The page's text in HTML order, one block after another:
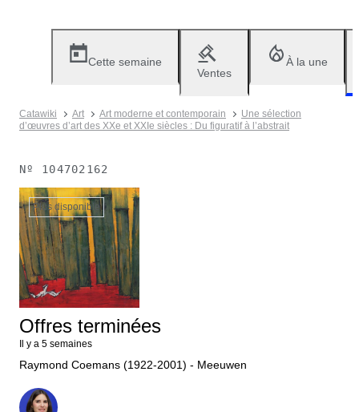
Cette semaine
Ventes
À la une
Catawiki Art Art moderne et contemporain
Une sélection
d’œuvres d’art des XXe et XXIe siècles : Du figuratif à l’abstrait
Nº 104702162
Plus disponible
Offres terminées
Il y a 5 semaines
Raymond Coemans (1922-2001) - Meeuwen